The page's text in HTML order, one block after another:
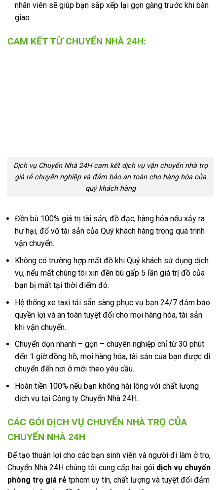
nhân viên sẽ giúp bạn sắp xếp lại gọn gàng trước khi bàn
giao.
CAM KẾT TỪ CHUYỂN NHÀ 24H:
Dịch vụ Chuyển Nhà 24H cam kết dịch vụ vận chuyển nhà trọ
giá rẻ chuyên nghiệp và đảm bảo an toàn cho hàng hóa của
quý khách hàng
Đền bù 100% giá trị tài sản, đồ đạc, hàng hóa nếu xảy ra
hư hại, đổ vỡ tài sản của Quý khách hàng trong quá trình
vận chuyển.
Không có trường hợp mất đồ khi Quý khách sử dụng dịch
vụ, nếu mất chúng tôi xin đền bù gấp 5 lần giá trị đồ của
bạn bị mất tại thời điểm đó.
Hệ thống xe taxi tải sẵn sàng phục vụ bạn 24/7 đảm bảo
quyền lợi và an toàn tuyệt đối cho mọi hàng hóa, tài sản
khi vận chuyển.
Chuyển dọn nhanh – gọn – chuyên nghiệp chỉ từ 30 phút
đến 1 giờ đồng hồ, mọi hàng hóa, tài sản của bạn được di
chuyển đến nơi ở mới theo yêu cầu.
Hoàn tiền 100% nếu bạn không hài lòng với chất lượng
dịch vụ tại Công ty Chuyển Nhà 24H.
CÁC GÓI DỊCH VỤ CHUYỂN NHÀ TRỌ CỦA
CHUYỂN NHÀ 24H
Để tạo thuận lợi cho các bạn sinh viên và người đi làm ở trọ,
Chuyển Nhà 24H chúng tôi cung cấp hai gói dịch vụ chuyển
phòng trọ giá rẻ tphcm uy tín, chất lượng và tuyệt đối đảm